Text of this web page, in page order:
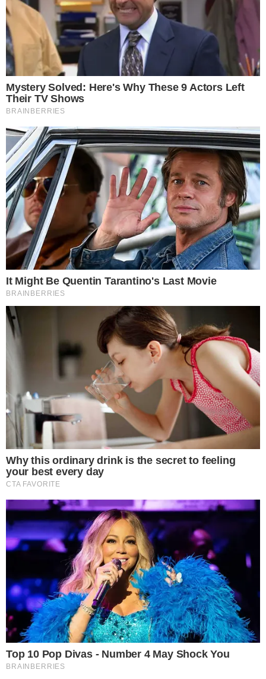
เมื่อผสมกาแฟกับน้ำมะนาว
ด้วยคุณประโยชน์ของกาแฟดำที่มีอยู่แล้ว บวกกับคุณประโยชน์จาก
น้ำมะนาว ที่เต็มไปด้วยกรดซิตริก (Citric Acid) กรดมาลิค (Malic
Acid) และกรดแอสคอร์บิก (Ascorbic Acid) ซึ่งมีคุณประโยชน์ช่วย
จัดการกับแคลเซียมที่สะสมอยู่ในหลอดเ ลื อ ดแดง และตับอ่อนได้
เมื่อรวมพลังของกาแฟดำและน้ำมะนาวแล้ว จึงส่งผลให้ระบบการ
ไหลเวียนของเ ลื อ ดทำงานได้ดีขึ้น และยังช่วยบรรเทาอาการ
ไมเกรนได้ในระยะย าว
ประโยชน์ที่จะได้รับจากกาแฟผสมมะนาว
1 ช่วยกระตุ้นระบบเผาผลาญไขมัน